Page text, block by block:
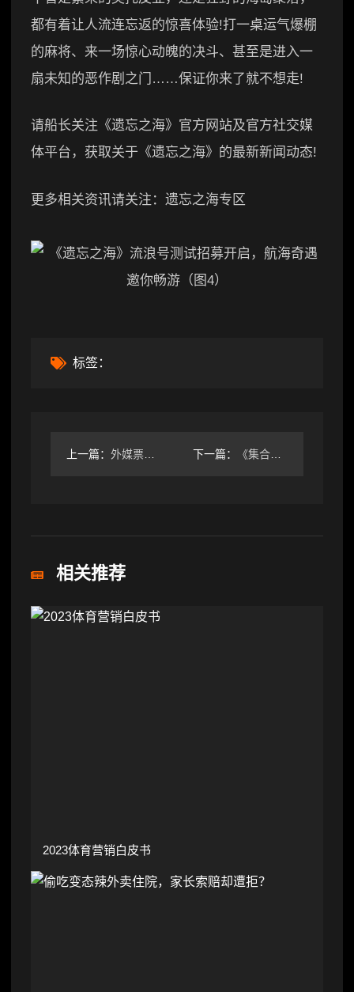
都有着让人流连忘返的惊喜体验!打一桌运气爆棚
的麻将、来一场惊心动魄的决斗、甚至是进入一
扇未知的恶作剧之门……保证你来了就不想走!
请船长关注《遗忘之海》官方网站及官方社交媒
体平台，获取关于《遗忘之海》的最新新闻动态!
更多相关资讯请关注：遗忘之海专区
标签：
上一篇： 外媒票选R星下一部大作：玩家最期待《荒野大镖客3》 下一篇： 《集合啦!动物森友会》免费大型更新将于1月15日上线!
相关推荐
2023体育营销白皮书